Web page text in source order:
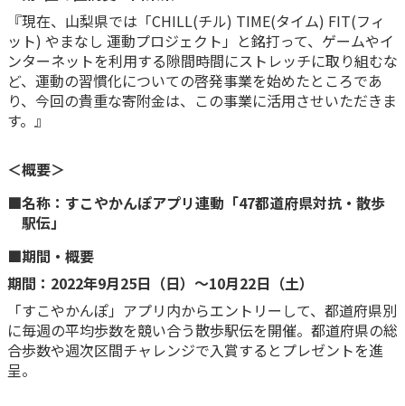
『現在、山梨県では「CHILL(チル) TIME(タイム) FIT(フィ
ット) やまなし 運動プロジェクト」と銘打って、ゲームやイ
ンターネットを利用する隙間時間にストレッチに取り組むな
ど、運動の習慣化についての啓発事業を始めたところであ
り、今回の貴重な寄附金は、この事業に活用させいただきま
す。』
＜概要＞
■名称：すこやかんぽアプリ連動「47都道府県対抗・散歩
駅伝」
■期間・概要
期間：2022年9月25日（日）～10月22日（土）
「すこやかんぽ」アプリ内からエントリーして、都道府県別
に毎週の平均歩数を競い合う散歩駅伝を開催。都道府県の総
合歩数や週次区間チャレンジで入賞するとプレゼントを進
呈。